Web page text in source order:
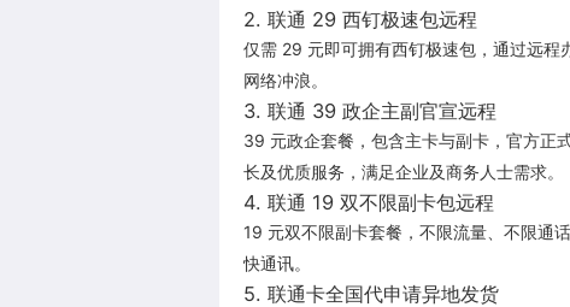
2. 联通 29 西钉极速包远程
仅需 29 元即可拥有西钉极速包，通过远程
网络冲浪。
3. 联通 39 政企主副官宣远程
39 元政企套餐，包含主卡与副卡，官方正
长及优质服务，满足企业及商务人士需求。
4. 联通 19 双不限副卡包远程
19 元双不限副卡套餐，不限流量、不限通
快通讯。
5. 联通卡全国代申请异地发货